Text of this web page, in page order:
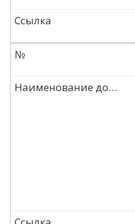
Ссылка
№
Наименование документа